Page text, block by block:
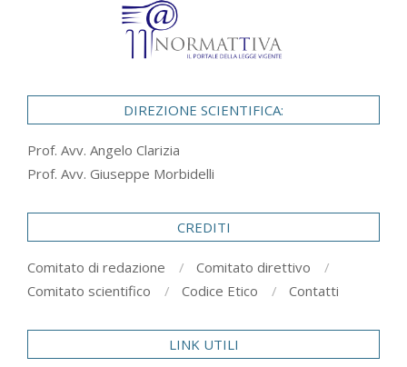
DIREZIONE SCIENTIFICA:
Prof. Avv. Angelo Clarizia
Prof. Avv. Giuseppe Morbidelli
CREDITI
Comitato di redazione
Comitato direttivo
Comitato scientifico
Codice Etico Contatti
LINK UTILI